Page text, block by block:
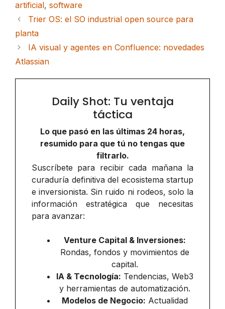
artificial, software
Trier OS: el SO industrial open source para
planta
IA visual y agentes en Confluence: novedades
Atlassian
Daily Shot: Tu ventaja
táctica
Lo que pasó en las últimas 24 horas,
resumido para que tú no tengas que
filtrarlo.
Suscríbete para recibir cada mañana la
curaduría definitiva del ecosistema startup
e inversionista. Sin ruido ni rodeos, solo la
información estratégica que necesitas
para avanzar:
Venture Capital & Inversiones:
Rondas, fondos y movimientos de
capital.
IA & Tecnología: Tendencias, Web3
y herramientas de automatización.
Modelos de Negocio: Actualidad